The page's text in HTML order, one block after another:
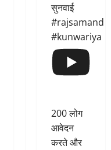
सुनवाई
#rajsamand
#kunwariya
200 लोग
आवेदन
करते और